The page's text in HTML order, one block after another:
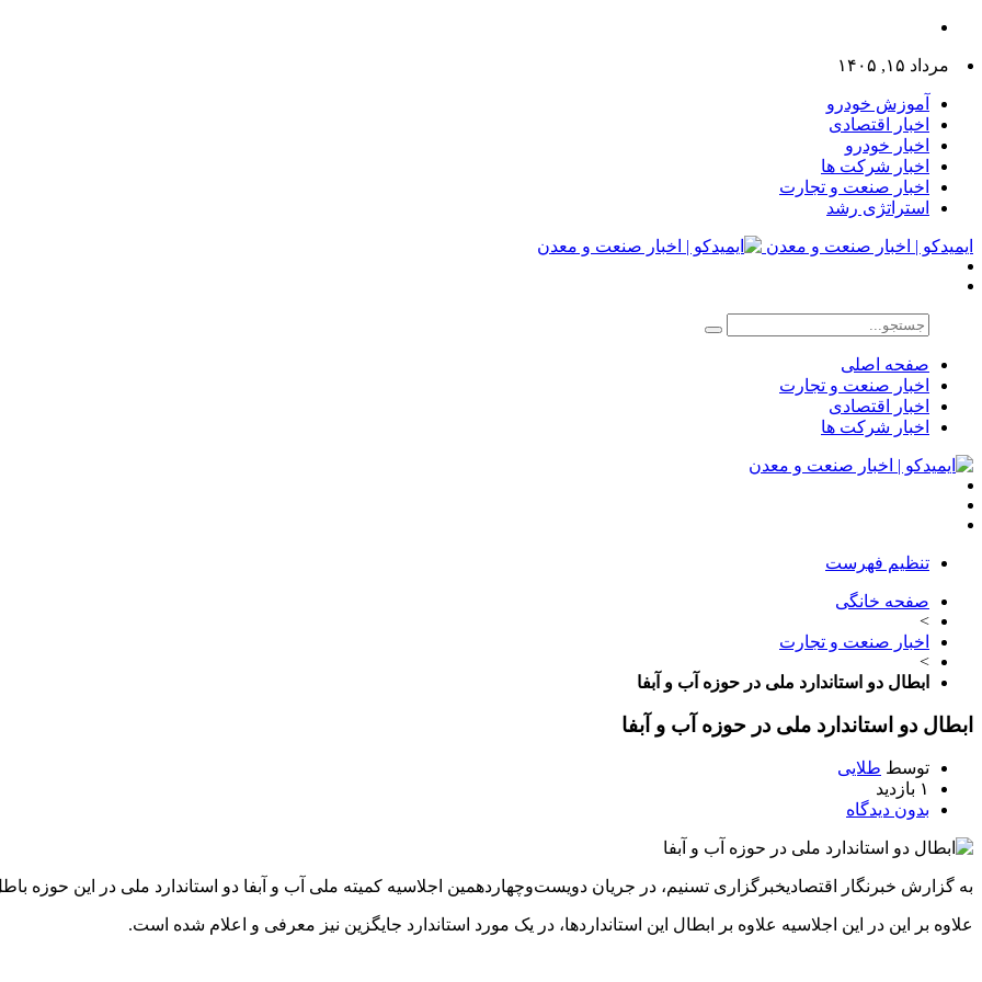
مرداد ۱۵, ۱۴۰۵
آموزش خودرو
اخبار اقتصادی
اخبار خودرو
اخبار شرکت ها
اخبار صنعت و تجارت
استراتژی رشد
ایمیدکو | اخبار صنعت و معدن
صفحه اصلی
اخبار صنعت و تجارت
اخبار اقتصادی
اخبار شرکت ها
تنظیم فهرست
صفحه خانگی
>
اخبار صنعت و تجارت
>
ابطال دو استاندارد ملی در حوزه آب و آبفا
ابطال دو استاندارد ملی در حوزه آب و آبفا
توسط طلایی
۱ بازدید
بدون دیدگاه
به گزارش خبرنگار اقتصادیخبرگزاری تسنیم، در جریان دویست‌وچهاردهمین اجلاسیه کمیته ملی آب و آبفا دو استاندارد ملی در این حوزه
علاوه بر این در این اجلاسیه علاوه بر ابطال این استانداردها، در یک مورد استاندارد جایگزین نیز معرفی و اعلام شده است.